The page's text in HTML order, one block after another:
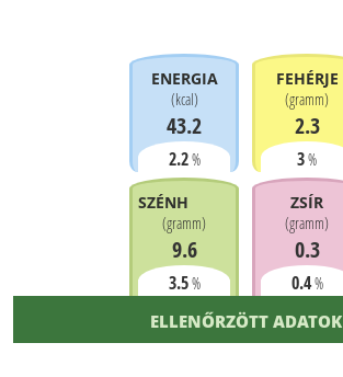
ENERGIA
(kcal)
43.2
2.2%
FEHÉRJE
(gramm)
2.3
3%
SZÉNHIDRÁT
(gramm)
9.6
3.5%
ZSÍR
(gramm)
0.3
0.4%
ELLENŐRZÖTT ADATOK